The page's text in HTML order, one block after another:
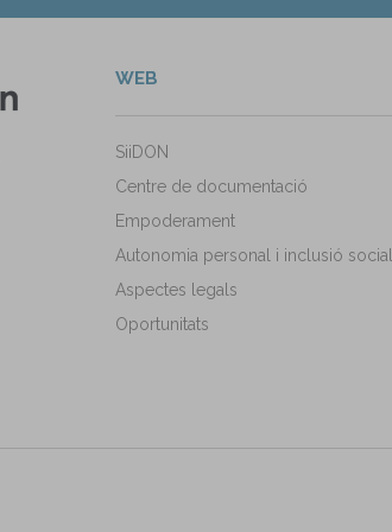
WEB
SiiDON
Centre de documentació
Empoderament
Autonomia personal i inclusió social
Aspectes legals
Oportunitats